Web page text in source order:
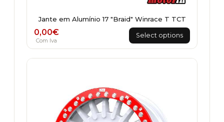
Jante em Alumínio 17 "Braid" Winrace T TCT
0,00€
Com Iva
Select options